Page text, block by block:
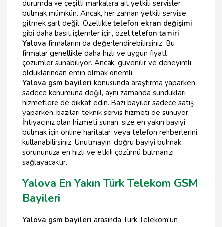
durumda ve çeşitli markalara ait yetkili servisler
bulmak mümkün. Ancak, her zaman yetkili servise
gitmek şart değil. Özellikletelefon ekran değişimi
gibi daha basit işlemler için, özeltelefon tamiri
Yalova firmalarını da değerlendirebilirsiniz. Bu
firmalar genellikle daha hızlı ve uygun fiyatlı
çözümler sunabiliyor. Ancak, güvenilir ve deneyimli
olduklarından emin olmak önemli.
Yalova gsm bayileri konusunda araştırma yaparken,
sadece konumuna değil, aynı zamanda sundukları
hizmetlere de dikkat edin. Bazı bayiler sadece satış
yaparken, bazıları teknik servis hizmeti de sunuyor.
İhtiyacınız olan hizmeti sunan, size en yakın bayiyi
bulmak için online haritaları veya telefon rehberlerini
kullanabilirsiniz. Unutmayın, doğru bayiyi bulmak,
sorununuza en hızlı ve etkili çözümü bulmanızı
sağlayacaktır.
Yalova En Yakın Türk Telekom GSM
Bayileri
Yalova gsm bayileri arasında Türk Telekom'un